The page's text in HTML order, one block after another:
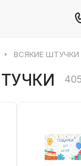
ВСЯКИЕ ШТУЧКИ